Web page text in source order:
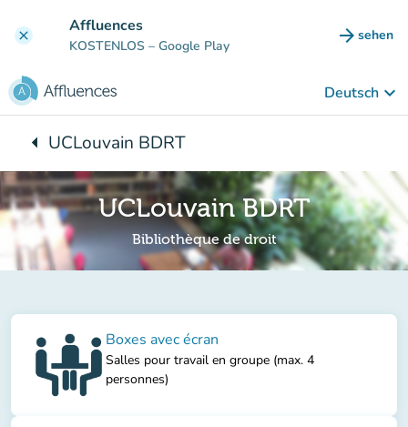
clear Affluences
KOSTENLOS – Google Play arrow_forward sehen
(new
Deutsch keyboard_arrow_down
arrow_leftZurück zu:
UCLouvain BDRT
UCLouvain BDRT
Bibliothèque de droit
Boxes avec écran
Salles pour travail en groupe (max. 4
personnes)